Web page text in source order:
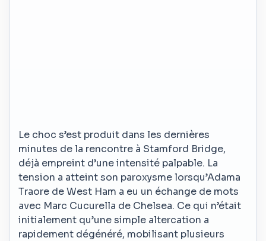
Le choc s’est produit dans les dernières
minutes de la rencontre à Stamford Bridge,
déjà empreint d’une intensité palpable. La
tension a atteint son paroxysme lorsqu’Adama
Traore de West Ham a eu un échange de mots
avec Marc Cucurella de Chelsea. Ce qui n’était
initialement qu’une simple altercation a
rapidement dégénéré, mobilisant plusieurs